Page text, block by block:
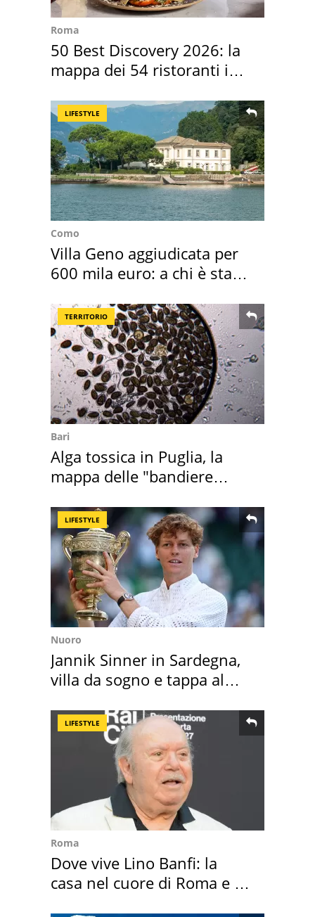
Roma
50 Best Discovery 2026: la
mappa dei 54 ristoranti in
LIFESTYLE
Como
Villa Geno aggiudicata per
600 mila euro: a chi è stata
TERRITORIO
Bari
Alga tossica in Puglia, la
mappa delle "bandiere
LIFESTYLE
Nuoro
Jannik Sinner in Sardegna,
villa da sogno e tappa al
LIFESTYLE
Roma
Dove vive Lino Banfi: la
casa nel cuore di Roma e i